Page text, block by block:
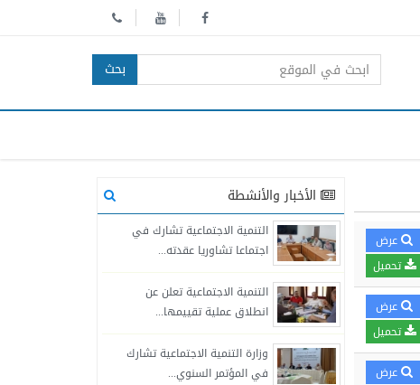
بحث
عرض
تحميل
عرض
تحميل
عرض
الأخبار والأنشطة
التنمية الاجتماعية تشارك في
اجتماعا تشاوريا عقدته...
التنمية الاجتماعية تعلن عن
انطلاق عملية تقييمها...
وزارة التنمية الاجتماعية تشارك
في المؤتمر السنوي...